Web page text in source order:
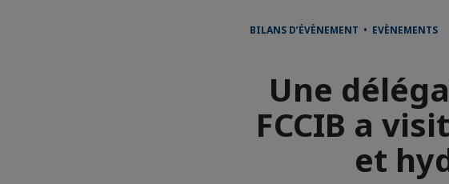
BILANS D’ÉVÈNEMENT • EVÈNEMENTS
Une
FCCIB a
et